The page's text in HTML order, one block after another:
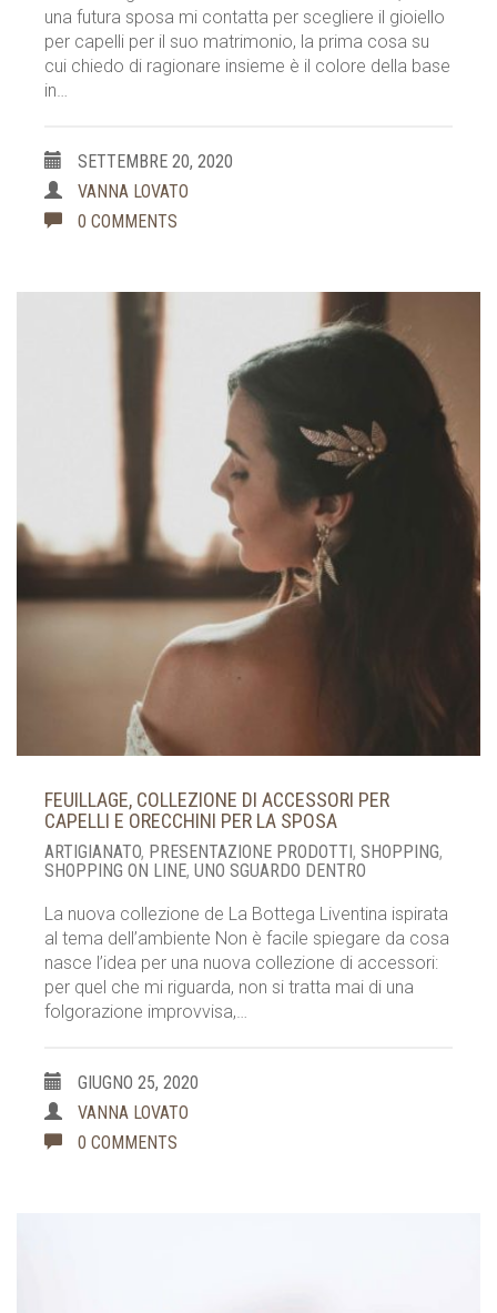
una futura sposa mi contatta per scegliere il gioiello
per capelli per il suo matrimonio, la prima cosa su
cui chiedo di ragionare insieme è il colore della base
in…
SETTEMBRE 20, 2020
VANNA LOVATO
0 COMMENTS
FEUILLAGE, COLLEZIONE DI ACCESSORI PER
CAPELLI E ORECCHINI PER LA SPOSA
ARTIGIANATO, PRESENTAZIONE PRODOTTI, SHOPPING,
SHOPPING ON LINE, UNO SGUARDO DENTRO
La nuova collezione de La Bottega Liventina ispirata
al tema dell’ambiente Non è facile spiegare da cosa
nasce l’idea per una nuova collezione di accessori:
per quel che mi riguarda, non si tratta mai di una
folgorazione improvvisa,…
GIUGNO 25, 2020
VANNA LOVATO
0 COMMENTS